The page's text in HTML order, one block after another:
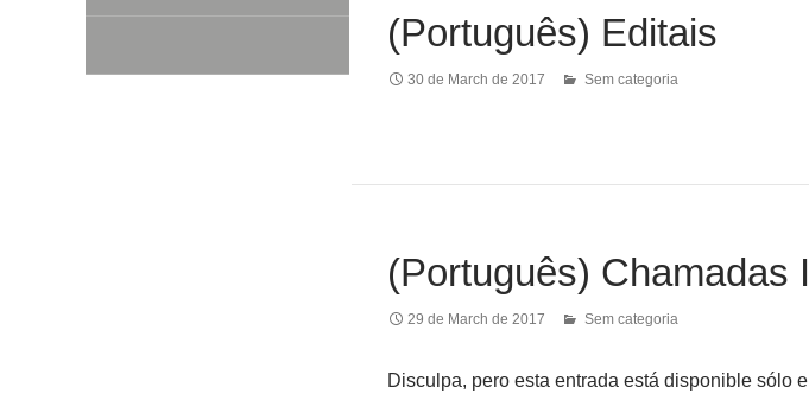
(Português) Editais
30 de March de 2017 Sem categoria
(Português) Chamadas
29 de March de 2017 Sem categoria
Disculpa, pero esta entrada está disponible sólo